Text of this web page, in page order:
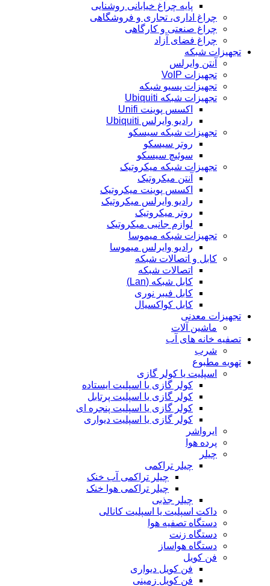
پایه چراغ خیابانی روشنایی
چراغ اداری، تجاری و فروشگاهی
چراغ صنعتی و کارگاهی
چراغ فضای آزاد
تجهیزات شبکه
آنتن وایرلس
تجهیزات VoIP
تجهیزات پسیو شبکه
تجهیزات شبکه Ubiquiti
اکسس پوینت Unifi
رادیو وایرلس Ubiquiti
تجهیزات شبکه سیسکو
روتر سیسکو
سوئیچ سیسکو
تجهیزات شبکه میکروتیک
آنتن میکروتیک
اکسس پوینت میکروتیک
رادیو وایرلس میکروتیک
روتر میکروتیک
لوازم جانبی میکروتیک
تجهیزات شبکه میموسا
رادیو وایرلس میموسا
کابل و اتصالات شبکه
اتصالات شبکه
کابل شبکه (Lan)
کابل فیبر نوری
کابل کواکسیال
تجهیزات معدنی
ماشین آلات
تصفیه خانه های آب
شرب
تهویه مطبوع
اسپلیت یا کولر گازی
کولر گازی یا اسپلیت ایستاده
کولر گازی یا اسپلیت پرتابل
کولر گازی یا اسپلیت پنجره ای
کولر گازی یا اسپلیت دیواری
ایرواشر
پرده هوا
چیلر
چیلر تراکمی
چیلر تراکمی آب خنک
چیلر تراکمی هوا خنک
چیلر جذبی
داکت اسپلیت یا اسپلیت کانالی
دستگاه تصفیه هوا
دستگاه زنت
دستگاه هواساز
فن کویل
فن کویل دیواری
فن کویل زمینی